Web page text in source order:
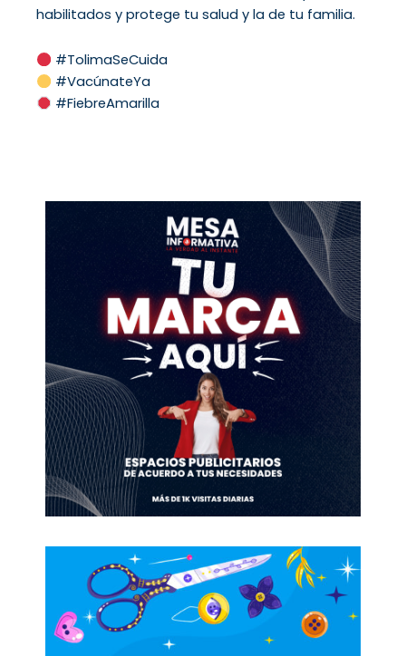
habilitados y protege tu salud y la de tu familia.
#TolimaSeCuida
#VacúnateYa
#FiebreAmarilla